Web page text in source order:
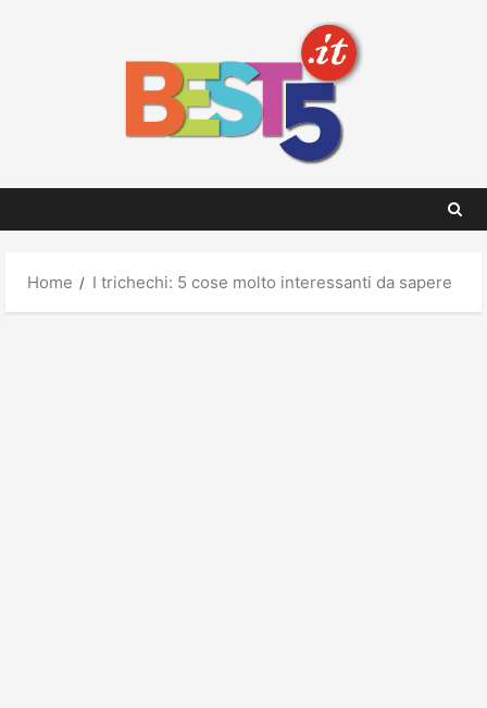
Home I trichechi: 5 cose molto interessanti da sapere